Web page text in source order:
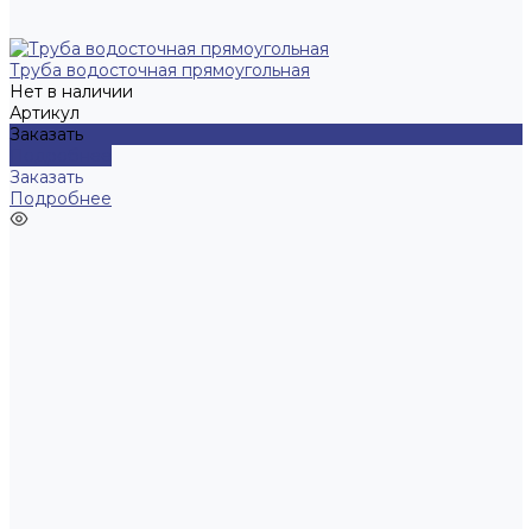
Труба водосточная прямоугольная
Нет в наличии
Артикул
Заказать
Заказать
Подробнее